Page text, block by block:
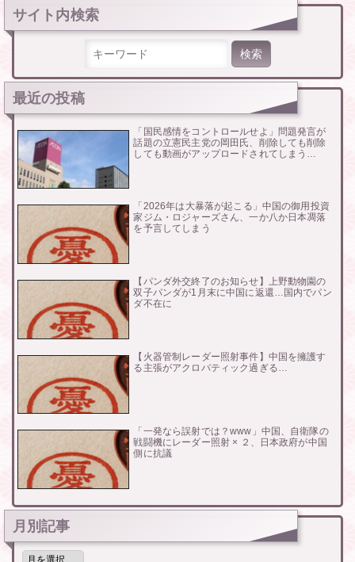
サイト内検索
最近の投稿
「国民感情をコントロールせよ」問題発言が
話題の立憲民主党の岡田氏、削除しても削除
しても動画がアップロードされてしまう…
「2026年は大暴落が起こる」中国の御用投資
家ジム・ロジャーズさん、一か八か日本凋落
を予言してしまう
【パンダ外交終了のお知らせ】上野動物園の
双子パンダが1月末に中国に返還…国内でパン
ダ不在に
【火器管制レーダー照射事件】中国を擁護す
る主張がアクロバティック過ぎる…
「一発なら誤射では？www」中国、自衛隊の
戦闘機にレーダー照射 × ２、日本政府が中国
側に抗議
月別記事
月